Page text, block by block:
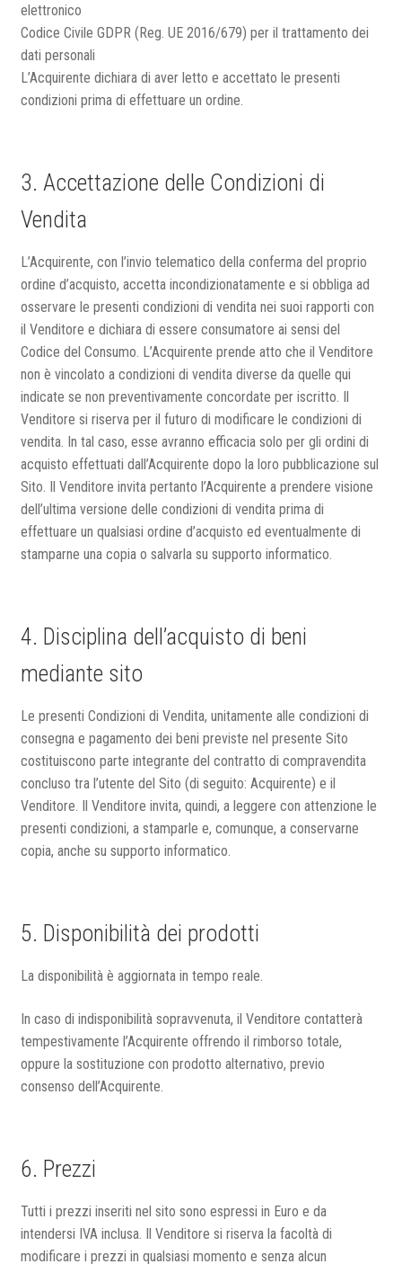
elettronico
Codice Civile GDPR (Reg. UE 2016/679) per il trattamento dei
dati personali
L’Acquirente dichiara di aver letto e accettato le presenti
condizioni prima di effettuare un ordine.
3. Accettazione delle Condizioni di
Vendita
L’Acquirente, con l’invio telematico della conferma del proprio
ordine d’acquisto, accetta incondizionatamente e si obbliga ad
osservare le presenti condizioni di vendita nei suoi rapporti con
il Venditore e dichiara di essere consumatore ai sensi del
Codice del Consumo. L’Acquirente prende atto che il Venditore
non è vincolato a condizioni di vendita diverse da quelle qui
indicate se non preventivamente concordate per iscritto. Il
Venditore si riserva per il futuro di modificare le condizioni di
vendita. In tal caso, esse avranno efficacia solo per gli ordini di
acquisto effettuati dall’Acquirente dopo la loro pubblicazione sul
Sito. Il Venditore invita pertanto l’Acquirente a prendere visione
dell’ultima versione delle condizioni di vendita prima di
effettuare un qualsiasi ordine d’acquisto ed eventualmente di
stamparne una copia o salvarla su supporto informatico.
4. Disciplina dell’acquisto di beni
mediante sito
Le presenti Condizioni di Vendita, unitamente alle condizioni di
consegna e pagamento dei beni previste nel presente Sito
costituiscono parte integrante del contratto di compravendita
concluso tra l’utente del Sito (di seguito: Acquirente) e il
Venditore. Il Venditore invita, quindi, a leggere con attenzione le
presenti condizioni, a stamparle e, comunque, a conservarne
copia, anche su supporto informatico.
5. Disponibilità dei prodotti
La disponibilità è aggiornata in tempo reale.
In caso di indisponibilità sopravvenuta, il Venditore contatterà
tempestivamente l’Acquirente offrendo il rimborso totale,
oppure la sostituzione con prodotto alternativo, previo
consenso dell’Acquirente.
6. Prezzi
Tutti i prezzi inseriti nel sito sono espressi in Euro e da
intendersi IVA inclusa. Il Venditore si riserva la facoltà di
modificare i prezzi in qualsiasi momento e senza alcun